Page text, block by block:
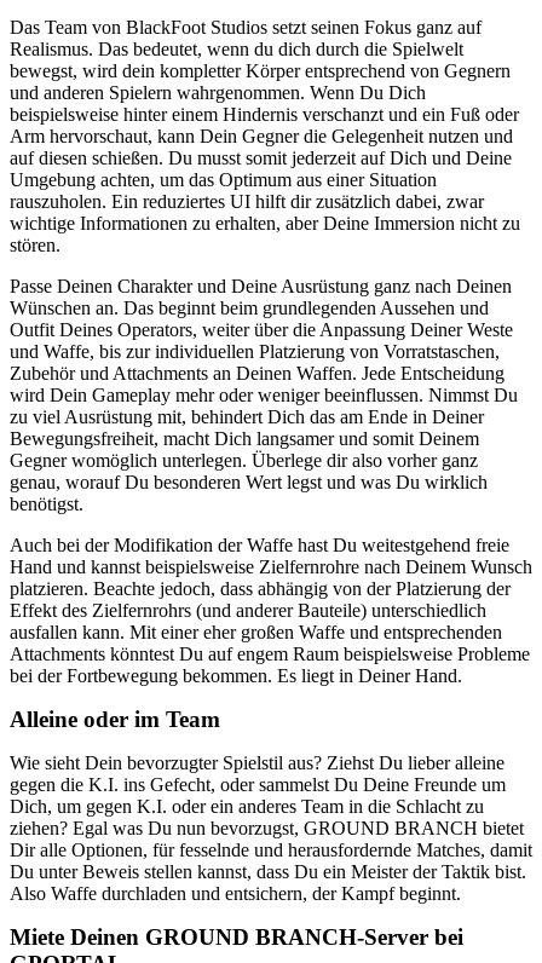
Das Team von BlackFoot Studios setzt seinen Fokus ganz auf
Realismus. Das bedeutet, wenn du dich durch die Spielwelt
bewegst, wird dein kompletter Körper entsprechend von Gegnern
und anderen Spielern wahrgenommen. Wenn Du Dich
beispielsweise hinter einem Hindernis verschanzt und ein Fuß oder
Arm hervorschaut, kann Dein Gegner die Gelegenheit nutzen und
auf diesen schießen. Du musst somit jederzeit auf Dich und Deine
Umgebung achten, um das Optimum aus einer Situation
rauszuholen. Ein reduziertes UI hilft dir zusätzlich dabei, zwar
wichtige Informationen zu erhalten, aber Deine Immersion nicht zu
stören.
Passe Deinen Charakter und Deine Ausrüstung ganz nach Deinen
Wünschen an. Das beginnt beim grundlegenden Aussehen und
Outfit Deines Operators, weiter über die Anpassung Deiner Weste
und Waffe, bis zur individuellen Platzierung von Vorratstaschen,
Zubehör und Attachments an Deinen Waffen. Jede Entscheidung
wird Dein Gameplay mehr oder weniger beeinflussen. Nimmst Du
zu viel Ausrüstung mit, behindert Dich das am Ende in Deiner
Bewegungsfreiheit, macht Dich langsamer und somit Deinem
Gegner womöglich unterlegen. Überlege dir also vorher ganz
genau, worauf Du besonderen Wert legst und was Du wirklich
benötigst.
Auch bei der Modifikation der Waffe hast Du weitestgehend freie
Hand und kannst beispielsweise Zielfernrohre nach Deinem Wunsch
platzieren. Beachte jedoch, dass abhängig von der Platzierung der
Effekt des Zielfernrohrs (und anderer Bauteile) unterschiedlich
ausfallen kann. Mit einer eher großen Waffe und entsprechenden
Attachments könntest Du auf engem Raum beispielsweise Probleme
bei der Fortbewegung bekommen. Es liegt in Deiner Hand.
Alleine oder im Team
Wie sieht Dein bevorzugter Spielstil aus? Ziehst Du lieber alleine
gegen die K.I. ins Gefecht, oder sammelst Du Deine Freunde um
Dich, um gegen K.I. oder ein anderes Team in die Schlacht zu
ziehen? Egal was Du nun bevorzugst, GROUND BRANCH bietet
Dir alle Optionen, für fesselnde und herausfordernde Matches, damit
Du unter Beweis stellen kannst, dass Du ein Meister der Taktik bist.
Also Waffe durchladen und entsichern, der Kampf beginnt.
Miete Deinen GROUND BRANCH-Server bei